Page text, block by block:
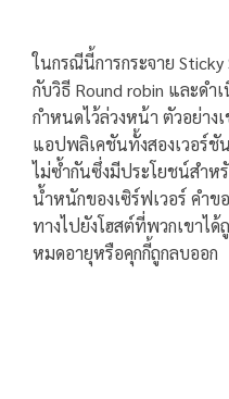
ในกรณีนี้การกระจาย Sticky
กับวิธี Round robin และด
กำหนดไว้ล่วงหน้า ตัวอย่าง
แอปพลิเคชันทั้งสองเวอร์ชั
ไม่ซ้ำกันซึ่งมีประโยชน์สำห
น้ำหนักของเซิร์ฟเวอร์ คำข
ทางไปยังโฮสต์ที่พวกเขาไ
หมดอายุหรือคุกกี้ถูกลบออก